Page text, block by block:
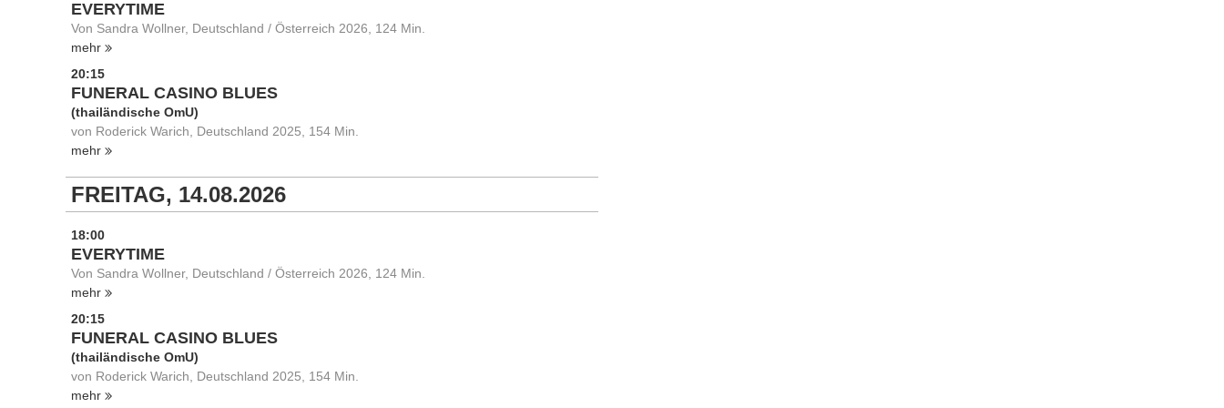
EVERYTIME
Von Sandra Wollner, Deutschland / Österreich 2026, 124 Min.
mehr
20:15
FUNERAL CASINO BLUES
(thailändische OmU)
von Roderick Warich, Deutschland 2025, 154 Min.
mehr
FREITAG, 14.08.2026
18:00
EVERYTIME
Von Sandra Wollner, Deutschland / Österreich 2026, 124 Min.
mehr
20:15
FUNERAL CASINO BLUES
(thailändische OmU)
von Roderick Warich, Deutschland 2025, 154 Min.
mehr